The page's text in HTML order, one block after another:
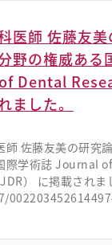
医師 佐藤友
野の権威ある
Dental
ました。
師 佐藤友美の研究
際学術誌 Journal
） に掲載されま